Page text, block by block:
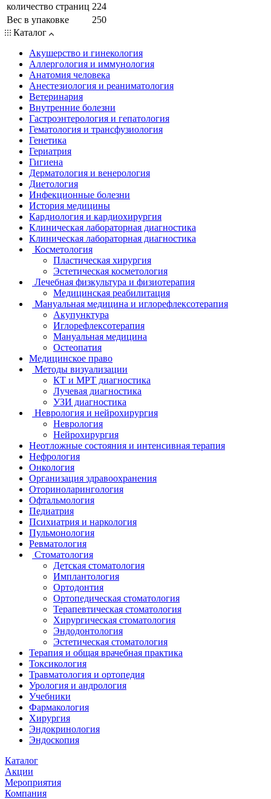
количество страниц 224
Вес в упаковке
250
Каталог
Акушерство и гинекология
Аллергология и иммунология
Анатомия человека
Анестезиология и реаниматология
Ветеринария
Внутренние болезни
Гастроэнтерология и гепатология
Гематология и трансфузиология
Генетика
Гериатрия
Гигиена
Дерматология и венерология
Диетология
Инфекционные болезни
История медицины
Кардиология и кардиохирургия
Клиническая лабораторная диагностика
Клиническая лабораторная диагностика
Косметология
Пластическая хирургия
Эстетическая косметология
Лечебная физкультура и физиотерапия
Медицинская реабилитация
Мануальная медицина и иглорефлексотерапия
Акупунктура
Иглорефлексотерапия
Мануальная медицина
Остеопатия
Медицинское право
Методы визуализации
КТ и МРТ диагностика
Лучевая диагностика
УЗИ диагностика
Неврология и нейрохирургия
Неврология
Нейрохирургия
Неотложные состояния и интенсивная терапия
Нефрология
Онкология
Организация здравоохранения
Оториноларингология
Офтальмология
Педиатрия
Психиатрия и наркология
Пульмонология
Ревматология
Стоматология
Детская стоматология
Имплантология
Ортодонтия
Ортопедическая стоматология
Терапевтическая стоматология
Хирургическая стоматология
Эндодонтология
Эстетическая стоматология
Терапия и общая врачебная практика
Токсикология
Травматология и ортопедия
Урология и андрология
Учебники
Фармакология
Хирургия
Эндокринология
Эндоскопия
Каталог
Акции
Мероприятия
Компания